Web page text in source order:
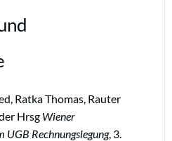
Ratka Thomas, Rauter
Hrsg Wiener
UGB Rechnungslegung, 3.